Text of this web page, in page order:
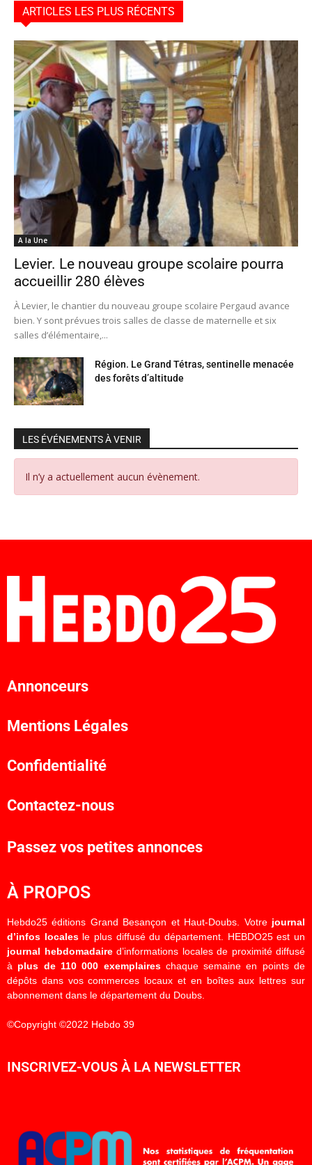
ARTICLES LES PLUS RÉCENTS
A la Une
Levier. Le nouveau groupe scolaire pourra
accueillir 280 élèves
À Levier, le chantier du nouveau groupe scolaire Pergaud avance
bien. Y sont prévues trois salles de classe de maternelle et six
salles d’élémentaire,...
Région. Le Grand Tétras, sentinelle menacée
des forêts d’altitude
LES ÉVÉNEMENTS À VENIR
Il n’y a actuellement aucun évènement.
Annonceurs
Mentions Légales
Confidentialité
Contactez-nous
Passez vos petites annonces
À PROPOS
Hebdo25 éditions Grand Besançon et Haut-Doubs. Votre journal
d’infos localesle plus diffusé du département. HEBDO25 est un
journal hebdomadaired’informations locales de proximité diffusé
à plus de 110 000 exemplaireschaque semaine en points de
dépôts dans vos commerces locaux et en boîtes aux lettres sur
abonnement dans le département du Doubs.
©Copyright ©2022 Hebdo 39
INSCRIVEZ-VOUS À LA NEWSLETTER